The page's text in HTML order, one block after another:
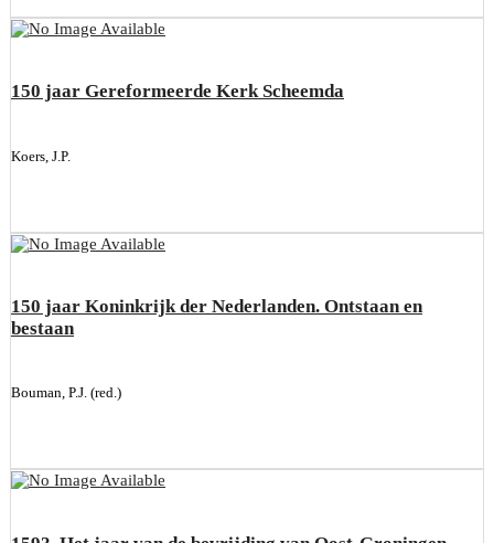
150 jaar Gereformeerde Kerk Scheemda
Koers, J.P.
150 jaar Koninkrijk der Nederlanden. Ontstaan en
bestaan
Bouman, P.J. (red.)